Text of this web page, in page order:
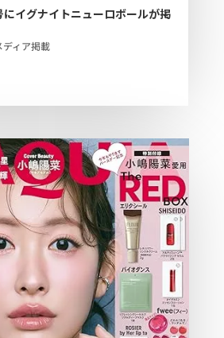
にイグナイトニューロボールが掲
ディア掲載